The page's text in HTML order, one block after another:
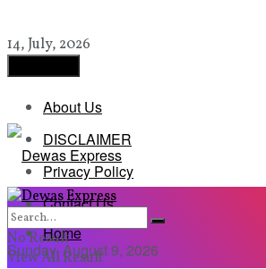
14, July, 2026
About Us
DISCLAIMER
Privacy Policy
Contact Us
Sunday, August 9, 2026
Home
No Result
View All Result